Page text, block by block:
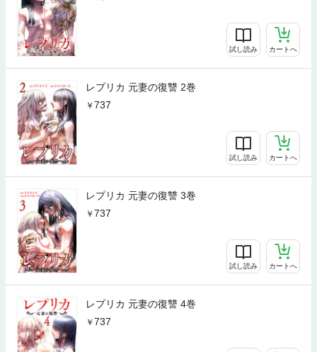
試し読み カートへ
レプリカ 元妻の復讐 2巻
737
試し読み カートへ
レプリカ 元妻の復讐 3巻
737
試し読み カートへ
レプリカ 元妻の復讐 4巻
737